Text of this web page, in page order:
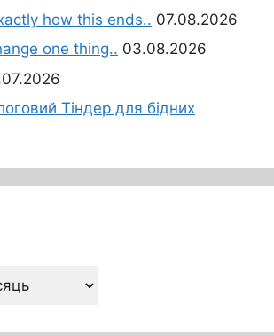
how this ends.. 07.08.2026
one thing.. 03.08.2026
Тіндер для бідних